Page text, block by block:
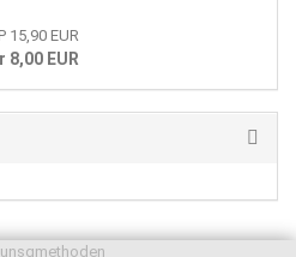
15,90 EUR
8,00 EUR